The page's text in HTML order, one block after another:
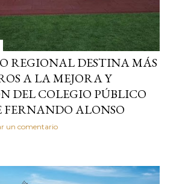
REGIONAL DESTINA MÁS
A LA MEJORA Y
DEL COLEGIO PÚBLICO
FERNANDO ALONSO
un comentario